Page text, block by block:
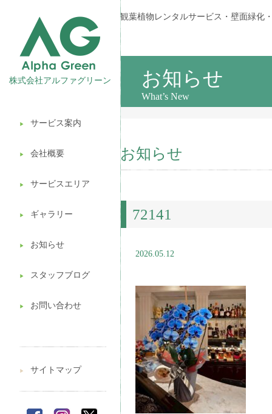
株式会社アルファグリーン
▶︎ サービス案内
▶︎ 会社概要
▶︎ サービスエリア
▶︎ ギャラリー
▶︎ お知らせ
▶︎ スタッフブログ
▶︎ お問い合わせ
観葉植物レンタル
壁面緑化
ギフト販売
造園ガーデニング
植木処分
▶︎ サイトマップ
観葉植物レンタルサービス・壁面緑化
お知らせ
What’s New
お知らせ
72141
2026.05.12